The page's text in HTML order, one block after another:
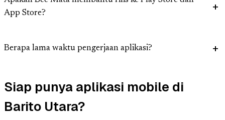
App Store?
Berapa lama waktu pengerjaan aplikasi?
Siap punya aplikasi mobile di
Barito Utara?